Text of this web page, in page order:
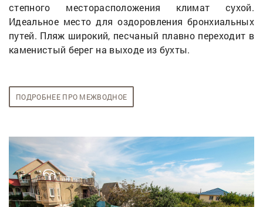
степного месторасположения климат сухой.
Идеальное место для оздоровления бронхиальных
путей. Пляж широкий, песчаный плавно переходит в
каменистый берег на выходе из бухты.
ПОДРОБНЕЕ ПРО МЕЖВОДНОЕ